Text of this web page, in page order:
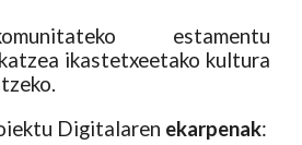
komunitateko estamentu
ikastetxeetako kultura
Digitalaren ekarpenak: